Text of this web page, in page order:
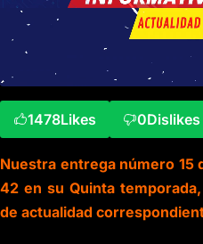
1478Likes 0Dislikes
Nuestra entrega número
42 en su Quinta
de actualidad